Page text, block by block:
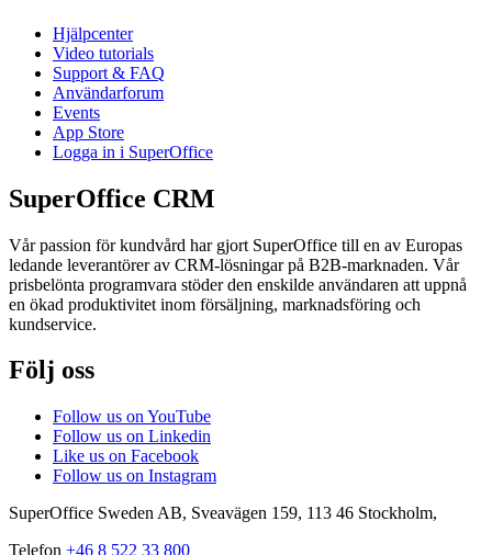
Hjälpcenter
Video tutorials
Support & FAQ
Användarforum
Events
App Store
Logga in i SuperOffice
SuperOffice CRM
Vår passion för kundvård har gjort SuperOffice till en av Europas
ledande leverantörer av CRM-lösningar på B2B-marknaden. Vår
prisbelönta programvara stöder den enskilde användaren att uppnå
en ökad produktivitet inom försäljning, marknadsföring och
kundservice.
Följ oss
Follow us on YouTube
Follow us on Linkedin
Like us on Facebook
Follow us on Instagram
SuperOffice Sweden AB, Sveavägen 159, 113 46 Stockholm,
Telefon +46 8 522 33 800